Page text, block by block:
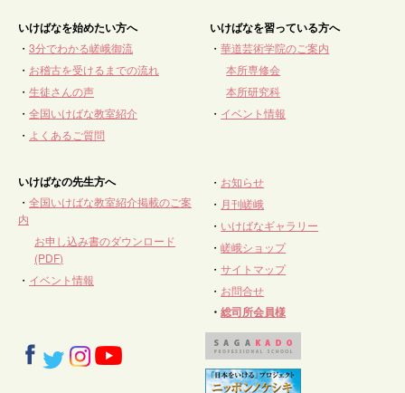
いけばなを始めたい方へ
・ 3分でわかる嵯峨御流
・ お稽古を受けるまでの流れ
・ 生徒さんの声
・ 全国いけばな教室紹介
・ よくあるご質問
いけばなを習っている方へ
・華道芸術学院のご案内
本所専修会
本所研究科
・ イベント情報
いけばなの先生方へ
・ 全国いけばな教室紹介掲載のご案
内
お申し込み書のダウンロード
(PDF)
・ イベント情報
・ お知らせ
・ 月刊嵯峨
・ いけばなギャラリー
・嵯峨ショップ
・サイトマップ
・ お問合せ
・総司所会員様